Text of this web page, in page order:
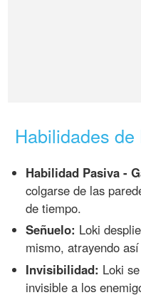
Habilidades de
Habilidad Pasiva -
colgarse de las
de tiempo.
Señuelo: Loki
mismo, atrayendo
Invisibilidad: Loki
invisible a los